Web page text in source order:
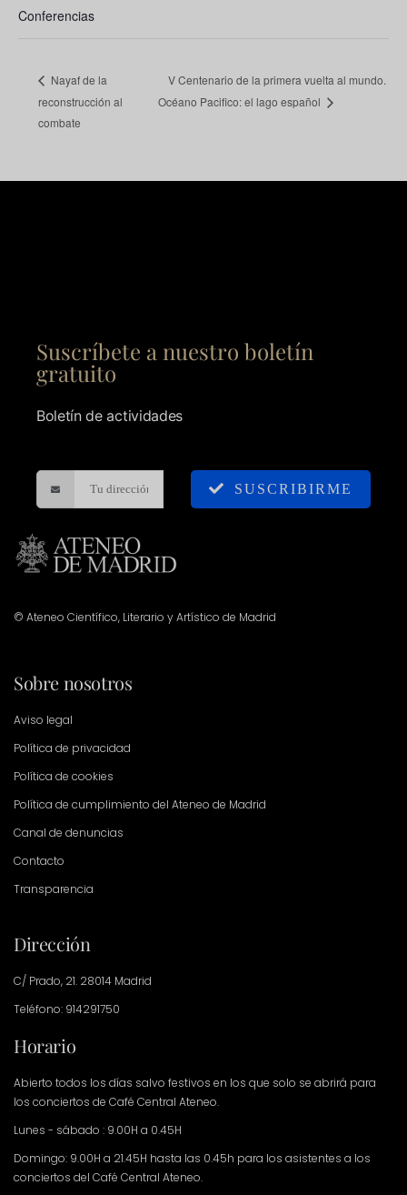
Conferencias
Nayaf de la
reconstrucción al
combate
V Centenario de la primera vuelta al mundo.
Océano Pacifico: el lago español
Suscríbete a nuestro boletín
gratuito
Boletín de actividades
SUSCRIBIRME
© Ateneo Científico, Literario y Artístico de Madrid
Sobre nosotros
Aviso legal
Política de privacidad
Política de cookies
Política de cumplimiento del Ateneo de Madrid
Canal de denuncias
Contacto
Transparencia
Dirección
C/ Prado, 21. 28014 Madrid
Teléfono: 914291750
Horario
Abierto todos los días salvo festivos en los que solo se abrirá para
los conciertos de Café Central Ateneo.
Lunes - sábado : 9.00H a 0.45H
Domingo: 9.00H a 21.45H hasta las 0.45h para los asistentes a los
conciertos del Café Central Ateneo.